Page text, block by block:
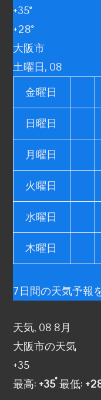
+35°
+28°
大阪市
土曜日, 08
金曜日
日曜日
月曜日
火曜日
水曜日
木曜日
7日間の天気予報
天気, 08 8月
大阪市の天気
+35
最高: +35°最低: +